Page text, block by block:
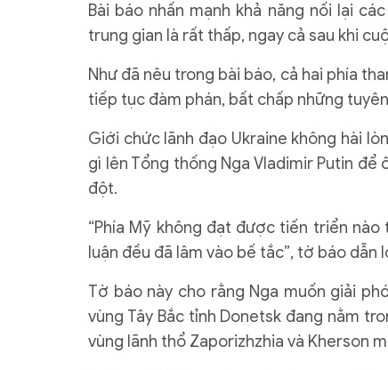
Bài báo nhấn mạnh khả năng nối lại
trung gian là rất thấp, ngay cả sau khi
Như đã nêu trong bài báo, cả hai phía
tiếp tục đàm phán, bất chấp những
Giới chức lãnh đạo Ukraine không hài
gì lên Tổng thống Nga Vladimir Putin
đột.
“Phía Mỹ không đạt được tiến triển
luận đều đã lâm vào bế tắc”, tờ báo
Tờ báo này cho rằng Nga muốn giải
vùng Tây Bắc tỉnh Donetsk đang nằm
vùng lãnh thổ Zaporizhzhia và Kherson